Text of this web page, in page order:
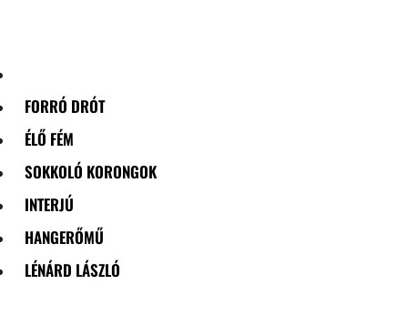
FORRÓ DRÓT
ÉLŐ FÉM
SOKKOLÓ KORONGOK
INTERJÚ
HANGERŐMŰ
LÉNÁRD LÁSZLÓ